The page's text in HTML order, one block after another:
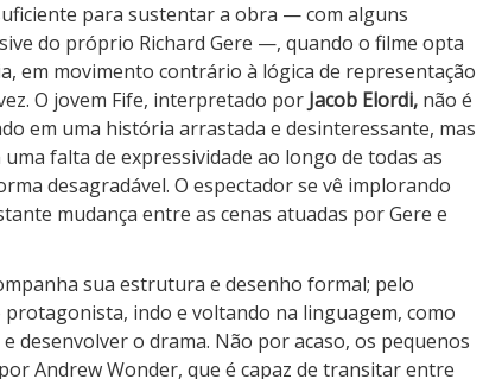
para sustentar a obra — com alguns
do próprio Richard Gere —, quando o filme opta
em movimento contrário à lógica de representação
O jovem Fife, interpretado por Jacob Elordi, não é
em uma história arrastada e desinteressante, mas
falta de expressividade ao longo de todas as
desagradável. O espectador se vê implorando
mudança entre as cenas atuadas por Gere e
sua estrutura e desenho formal; pelo
indo e voltando na linguagem, como
desenvolver o drama. Não por acaso, os pequenos
Andrew Wonder, que é capaz de transitar entre